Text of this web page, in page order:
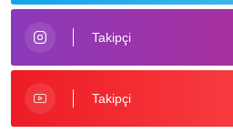
Takipçi
Takipçi